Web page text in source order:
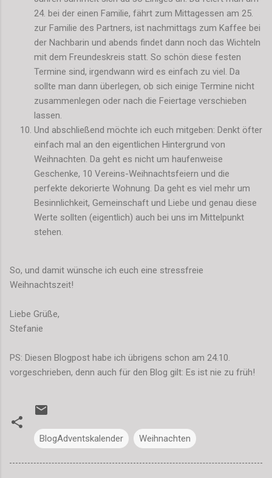
24. bei der einen Familie, fährt zum Mittagessen am 25.
zur Familie des Partners, ist nachmittags zum Kaffee bei
der Nachbarin und abends findet dann noch das Wichteln
mit dem Freundeskreis statt. So schön diese festen
Termine sind, irgendwann wird es einfach zu viel. Da
sollte man dann überlegen, ob sich einige Termine nicht
zusammenlegen oder nach die Feiertage verschieben
lassen.
Und abschließend möchte ich euch mitgeben: Denkt öfter
einfach mal an den eigentlichen Hintergrund von
Weihnachten. Da geht es nicht um haufenweise
Geschenke, 10 Vereins-Weihnachtsfeiern und die
perfekte dekorierte Wohnung. Da geht es viel mehr um
Besinnlichkeit, Gemeinschaft und Liebe und genau diese
Werte sollten (eigentlich) auch bei uns im Mittelpunkt
stehen.
So, und damit wünsche ich euch eine stressfreie
Weihnachtszeit!
Liebe Grüße,
Stefanie
PS: Diesen Blogpost habe ich übrigens schon am 24.10.
vorgeschrieben, denn auch für den Blog gilt: Es ist nie zu früh!
BlogAdventskalender Weihnachten